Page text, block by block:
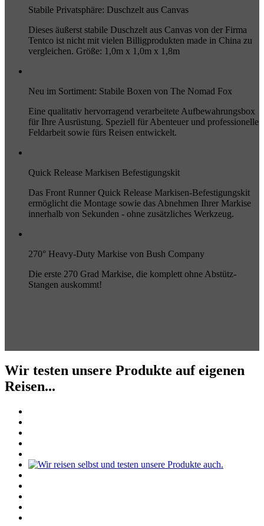
Stabile Privatsphäre: Duschzelt aus Canvas
Dieses äußerst stabile Duschzelt aus Canvas von der Firma
Tentco ist nicht mit vielen Billigprodukten made in China zu
vergleichen. Größe: 1,0m x 1,0m x 1,8m
Neu im Sortiment: Stabile Boxen von The Nomad Fox
Eine qualitativ hervorragend verarbeitete Aufbewahrungsbox
für Ihre Ausrüstung. Speziell für Abenteuer und professionelle
Feldarbeit sowie fürs Reisen entwickelt.
Quick Release Markisen Befestigungskit
Das Front Runner Quick Release Markisen-Befestigungskit
ermöglicht die Montage sowie das Abnehmen Ihrer Markise
innerhalb von Sekunden - ohne zusätzliches Werkzeug.
270° Heavy-Duty Markise von Bush Company
Die erste 270 Grad Markise, die komplett ohne Abstütz-
Stangen auskommt!
Wir testen unsere Produkte auf eigenen
Reisen...